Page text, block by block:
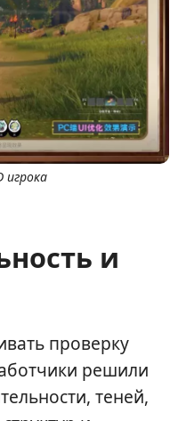
игрока
и
проверку
решили
теней,